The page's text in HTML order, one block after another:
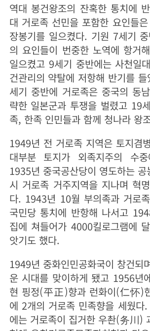
역대 봉건왕조의 잔혹한 통치에
대 거로족 선민을 포함한 요인들
장봉기를 일으켰다. 기원 7세기
의 요인들이 번중한 노역에 항거
일으켰고 9세기 중반에는 사천일
건관리의 약탈에 저항해 반기를
세기 중반에 거로족은 중국의 동
략한 일본군과 투쟁을 벌렸고 19
족, 한족 인민들과 함께 청나라 왕
1949년 전 거로족 지역은 토지겸
대부분 토지가 외족지주의 수
1935년 중국공산당이 영도하는 공
시 거로족 거주지역을 지나며 혁
다. 1943년 10월 부의족과 거로
국민당 통치에 반항해 나서고
집에 쳐들어가 4000킬로그램에
앗기도 했다.
1949년 중화인민공화국이 창건되
운 시대를 맞이하게 됐고 1956년
현 핑정(平正)향과 런화이(仁怀)
에 2개의 거로족 민족향을 세웠다
에는 거로족이 집거한 우촨(务川)